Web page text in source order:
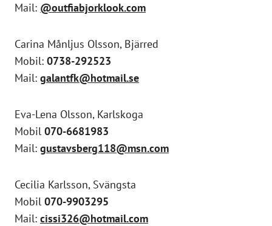
Mail: @outfiabjorklook.com
Carina Månljus Olsson, Bjärred
Mobil: 0738-292523
Mail: galantfk@hotmail.se
Eva-Lena Olsson, Karlskoga
Mobil 070-6681983
Mail: gustavsberg118@msn.com
Cecilia Karlsson, Svängsta
Mobil 070-9903295
Mail: cissi326@hotmail.com